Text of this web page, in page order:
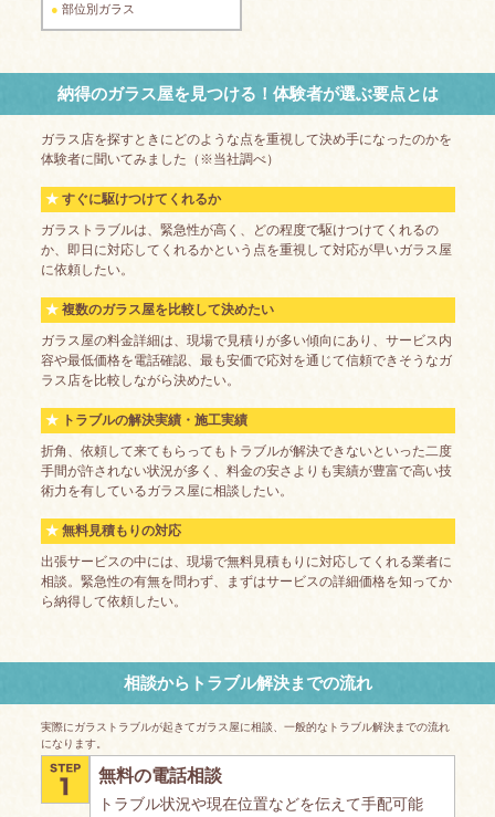
部位別ガラス
納得のガラス屋を見つける！体験者が選ぶ要点とは
ガラス店を探すときにどのような点を重視して決め手になったのかを
体験者に聞いてみました（※当社調べ）
すぐに駆けつけてくれるか
ガラストラブルは、緊急性が高く、どの程度で駆けつけてくれるの
か、即日に対応してくれるかという点を重視して対応が早いガラス屋
に依頼したい。
複数のガラス屋を比較して決めたい
ガラス屋の料金詳細は、現場で見積りが多い傾向にあり、サービス内
容や最低価格を電話確認、最も安価で応対を通じて信頼できそうなガ
ラス店を比較しながら決めたい。
トラブルの解決実績・施工実績
折角、依頼して来てもらってもトラブルが解決できないといった二度
手間が許されない状況が多く、料金の安さよりも実績が豊富で高い技
術力を有しているガラス屋に相談したい。
無料見積もりの対応
出張サービスの中には、現場で無料見積もりに対応してくれる業者に
相談。緊急性の有無を問わず、まずはサービスの詳細価格を知ってか
ら納得して依頼したい。
相談からトラブル解決までの流れ
実際にガラストラブルが起きてガラス屋に相談、一般的なトラブル解決までの流れ
になります。
無料の電話相談
トラブル状況や現在位置などを伝えて手配可能